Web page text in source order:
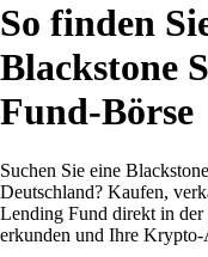
So finden
Blackstone
Fund-Börse
Suchen Sie eine
Deutschland? Kaufen,
Lending Fund direkt in
erkunden und Ihre